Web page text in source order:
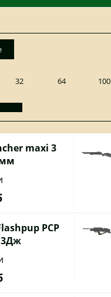
32 64 100
maxi 3
PCP
3Дж